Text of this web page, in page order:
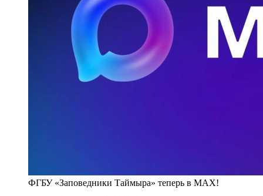
ФГБУ «Заповедники Таймыра» теперь в MAX!